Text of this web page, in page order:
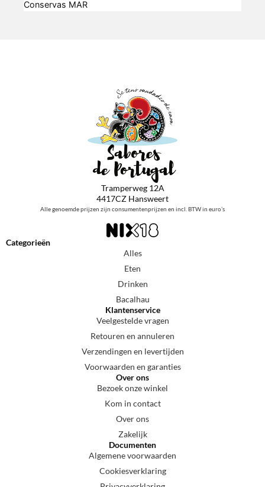
Conservas MAR
Tramperweg 12A
4417CZ Hansweert
Alle genoemde prijzen zijn consumentenprijzen en incl. BTW in euro’s
Categorieën
Alles
Eten
Drinken
Bacalhau
Klantenservice
Veelgestelde vragen
Retouren en annuleren
Verzendingen en levertijden
Voorwaarden en garanties
Over ons
Bezoek onze winkel
Kom in contact
Over ons
Zakelijk
Documenten
Algemene voorwaarden
Cookiesverklaring